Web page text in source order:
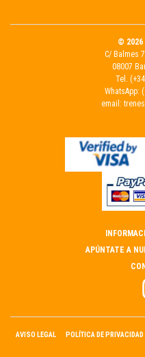
© 2026
C/ Balmes
08007
Tel.
WhatsApp:
email:
APÚNTATE A
AVISO LEGAL POLÍTICA DE PRIVACIDAD